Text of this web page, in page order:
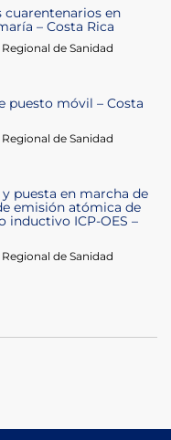
en
– Costa Rica
de Sanidad
puesto móvil – Costa
de Sanidad
puesta en marcha de
emisión atómica de
inductivo ICP-OES –
de Sanidad